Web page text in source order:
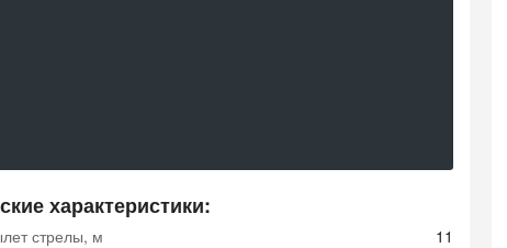
характеристики:
стрелы, м
11